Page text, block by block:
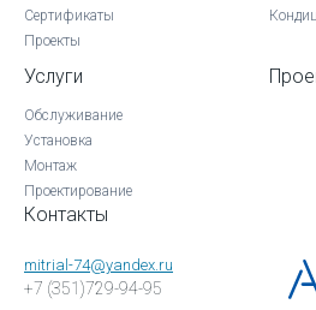
Сертификаты
Проекты
Услуги
Обслуживание
Установка
Монтаж
Проектирование
Контакты
mitrial-74@yandex.ru
+7 (351)729-94-95